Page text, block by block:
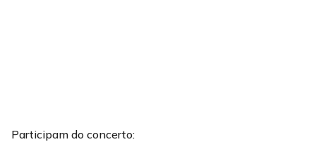
Participam do concerto: